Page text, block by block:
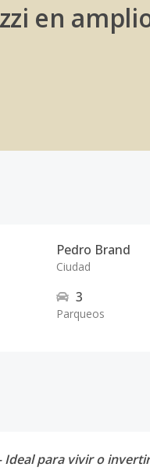
en
Pedro Brand
Ciudad
3
Parqueos
Ideal para vivir o invertir